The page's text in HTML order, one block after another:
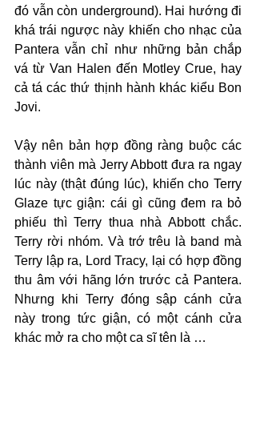
đó vẫn còn underground). Hai hướng đi
khá trái ngược này khiến cho nhạc của
Pantera vẫn chỉ như những bản chắp
vá từ Van Halen đến Motley Crue, hay
cả tá các thứ thịnh hành khác kiểu Bon
Jovi.
Vậy nên bản hợp đồng ràng buộc các
thành viên mà Jerry Abbott đưa ra ngay
lúc này (thật đúng lúc), khiến cho Terry
Glaze tực giận: cái gì cũng đem ra bỏ
phiếu thì Terry thua nhà Abbott chắc.
Terry rời nhóm. Và trớ trêu là band mà
Terry lập ra, Lord Tracy, lại có hợp đồng
thu âm với hãng lớn trước cả Pantera.
Nhưng khi Terry đóng sập cánh cửa
này trong tức giận, có một cánh cửa
khác mở ra cho một ca sĩ tên là …